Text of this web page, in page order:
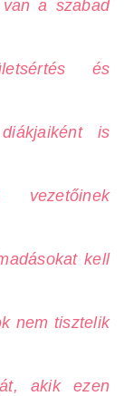
a szabad
és
is
vezetőinek
kell
nem tisztelik
akik ezen